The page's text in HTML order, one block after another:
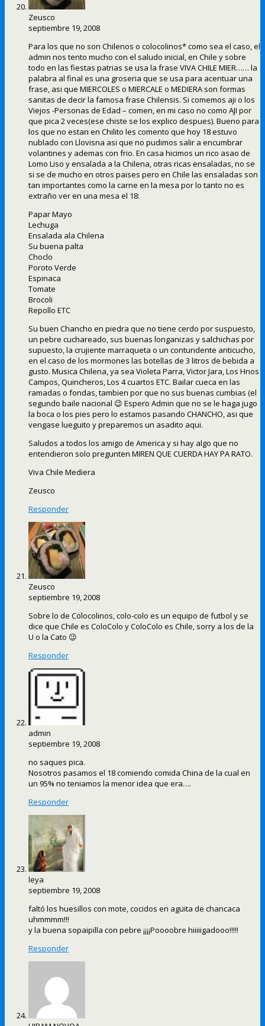
Zeusco
septiembre 19, 2008
Para los que no son Chilenos o colocolinos* como sea el caso, el
admin nos tento mucho con el saludo inicial, en Chile y sobre
todo en las fiestas patrias se usa la frase VIVA CHILE MIER…… la
palabra al final es una groseria que se usa para acentuar una
frase, asi que MIERCOLES o MIERCALE o MEDIERA son formas
sanitas de decir la famosa frase Chilensis. Si comemos aji o los
Viejos -Personas de Edad – comen, en mi caso no como AJI por
que pica 2 veces(ese chiste se los explico despues). Bueno para
los que no estan en Chilito les comento que hoy 18 estuvo
nublado con Llovisna asi que no pudimos salir a encumbrar
volantines y ademas con frio. En casa hicimos un rico asao de
Lomo Liso y ensalada a la Chilena, otras ricas ensaladas, no se
si se de mucho en otros paises pero en Chile las ensaladas son
tan importantes como la carne en la mesa por lo tanto no es
extraño ver en una mesa el 18:
Papar Mayo
Lechuga
Ensalada ala Chilena
Su buena palta
Choclo
Poroto Verde
Espinaca
Tomate
Brocoli
Repollo ETC
Su buen Chancho en piedra que no tiene cerdo por suspuesto,
un pebre cuchareado, sus buenas longanizas y salchichas por
supuesto, la crujiente marraqueta o un contundente anticucho,
en el caso de los mormones las botellas de 3 litros de bebida a
gusto. Musica Chilena, ya sea Violeta Parra, Victor Jara, Los Hnos
Campos, Quincheros, Los 4 cuartos ETC. Bailar cueca en las
ramadas o fondas, tambien por que no sus buenas cumbias (el
segundo baile nacional 😉 Espero Admin que no se le haga jugo
la boca o los pies pero lo estamos pasando CHANCHO, asi que
vengase lueguito y preparemos un asadito aqui.
Saludos a todos los amigo de America y si hay algo que no
entendieron solo pregunten MIREN QUE CUERDA HAY PA RATO.
Viva Chile Mediera
Zeusco
Responder
Zeusco
septiembre 19, 2008
Sobre lo de Colocolinos, colo-colo es un equipo de futbol y se
dice que Chile es ColoColo y ColoColo es Chile, sorry a los de la
U o la Cato 😉
Responder
admin
septiembre 19, 2008
no saques pica.
Nosotros pasamos el 18 comiendo comida China de la cual en
un 95% no teniamos la menor idea que era….
Responder
leya
septiembre 19, 2008
faltó los huesillos con mote, cocidos en aguita de chancaca
uhmmmm!!!
y la buena sopaipilla con pebre ¡¡¡¡Poooobre hiiiiigadooo!!!!!
Responder